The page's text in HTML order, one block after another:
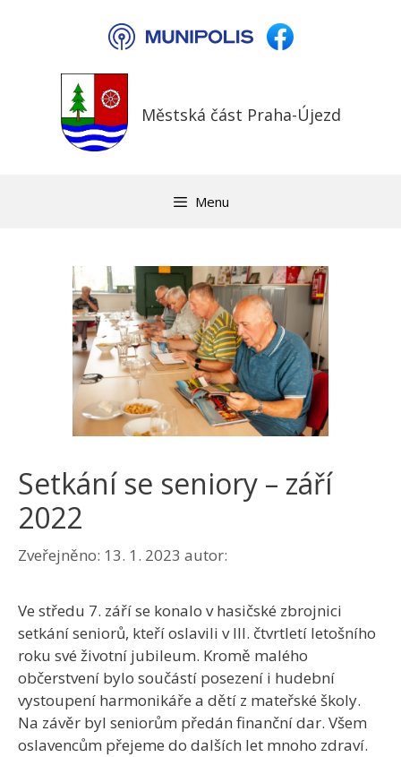
Městská část Praha-Újezd
Menu
Setkání se seniory – září
2022
Zveřejněno: 13. 1. 2023 autor:
Ve středu 7. září se konalo v hasičské zbrojnici
setkání seniorů, kteří oslavili v III. čtvrtletí letošního
roku své životní jubileum. Kromě malého
občerstvení bylo součástí posezení i hudební
vystoupení harmonikáře a dětí z mateřské školy.
Na závěr byl seniorům předán finanční dar. Všem
oslavencům přejeme do dalších let mnoho zdraví.